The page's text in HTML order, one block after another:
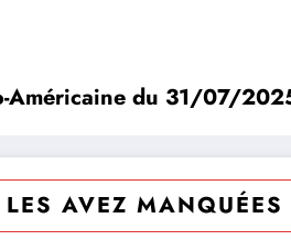
Américaine du 31/07/
AVEZ